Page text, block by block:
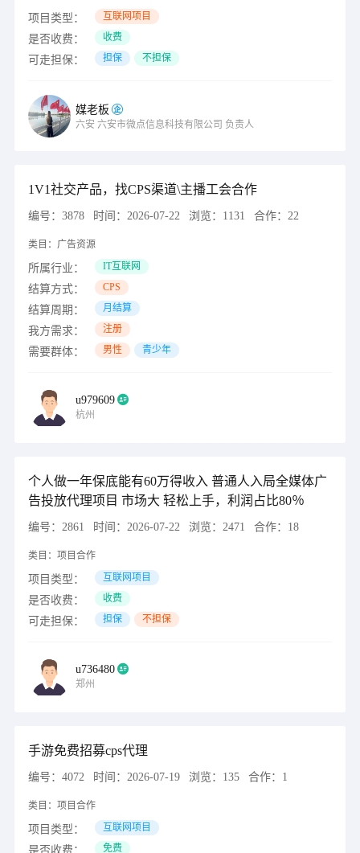
项目类型： 互联网项目
是否收费： 收费
可走担保： 担保 不担保
媒老板
六安 六安市微点信息科技有限公司 负责人
1V1社交产品，找CPS渠道\主播工会合作
编号： 3878 时间： 2026-07-22 浏览： 1131 合作： 22
类目： 广告资源
所属行业： IT互联网
结算方式： CPS
结算周期： 月结算
我方需求： 注册
需要群体： 男性 青少年
u979609
杭州
个人做一年保底能有60万得收入 普通人入局全媒体广
告投放代理项目 市场大 轻松上手，利润占比80％
编号： 2861 时间： 2026-07-22 浏览： 2471 合作： 18
类目： 项目合作
项目类型： 互联网项目
是否收费： 收费
可走担保： 担保 不担保
u736480
郑州
手游免费招募cps代理
编号： 4072 时间： 2026-07-19 浏览： 135 合作： 1
类目： 项目合作
项目类型： 互联网项目
是否收费： 免费